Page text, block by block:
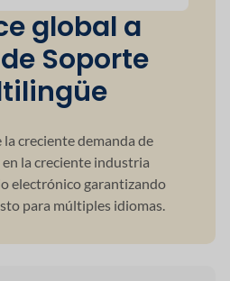
global a
Soporte
creciente demanda de
en la creciente industria
electrónico garantizando
para múltiples idiomas.